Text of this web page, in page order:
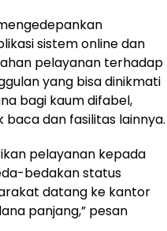
sistem online dan
pelayanan terhadap
yang bisa dinikmati
bagi kaum difabel,
baca dan fasilitas lainnya.
pelayanan kepada
bedakan status
datang ke kantor
panjang,” pesan